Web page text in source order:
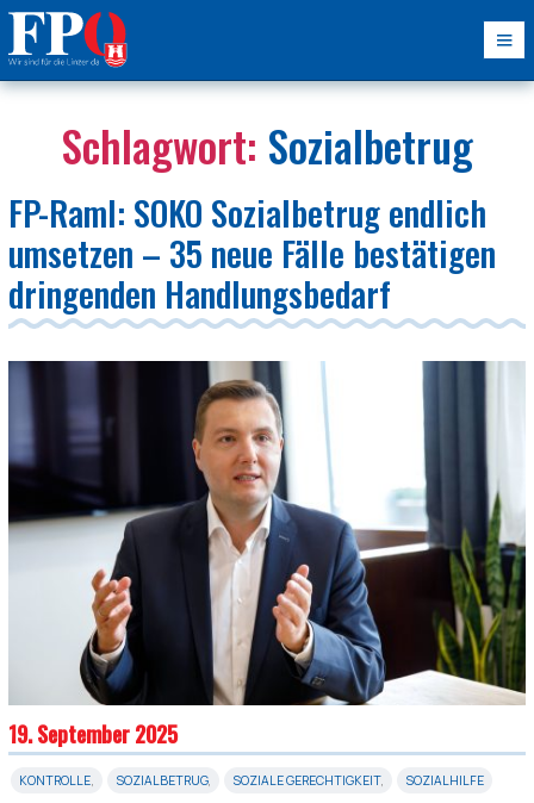
Schlagwort: Sozialbetrug
FP-Raml: SOKO Sozialbetrug endlich
umsetzen – 35 neue Fälle bestätigen
dringenden Handlungsbedarf
19. September 2025
KONTROLLE, SOZIALBETRUG, SOZIALE GERECHTIGKEIT, SOZIALHILFE